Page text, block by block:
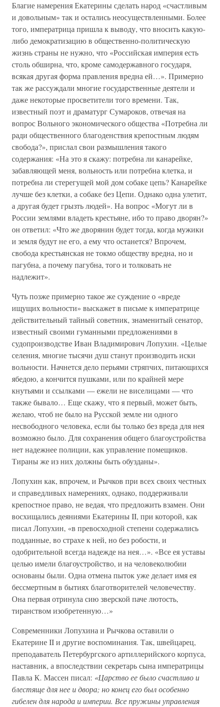
Благие намерения Екатерины сделать народ «счастливым
и довольным» так и остались неосуществленными. Более
того, императрица пришла к выводу, что вносить какую-
либо демократизацию в общественно-политическую
жизнь страны не нужно, что «Российская империя есть
столь обширна, что, кроме самодержавного государя,
всякая другая форма правления вредна ей…». Примерно
так же рассуждали многие государственные деятели и
даже некоторые просветители того времени. Так,
известный поэт и драматург Сумароков, отвечая на
вопрос Вольного экономического общества «Потребна ли
ради общественного благоденствия крепостным людям
свобода?», прислал свои размышления такого
содержания: «На это я скажу: потребна ли канарейке,
забавляющей меня, вольность или потребна клетка, и
потребна ли стерегущей мой дом собаке цепь? Канарейке
лучше без клетки, а собаке без Цепи. Однако одна улетит,
а другая будет грызть людей». На вопрос «Могут ли в
России землями владеть крестьяне, ибо то право дворян?»
он ответил: «Что же дворянин будет тогда, когда мужики
и земля будут не его, а ему что останется? Впрочем,
свобода крестьянская не токмо обществу вредна, но и
пагубна, а почему пагубна, того и толковать не
надлежит».
Чуть позже примерно такое же суждение о «вреде
ищущих вольности» выскажет в письме к императрице
действительный тайный советник, знаменитый сенатор,
известный своими гуманными предложениями в
судопроизводстве Иван Владимирович Лопухин. «Целые
селения, многие тысячи душ станут производить иски
вольности. Начнется дело перьями стряпчих, питающихся
ябедою, а кончится пушками, или по крайней мере
кнутьями и ссылками — ежели не виселицами — что
также бывало… Еще скажу, что я первый, может быть,
желаю, чтоб не было на Русской земле ни одного
несвободного человека, если бы только без вреда для нея
возможно было. Для сохранения общего благоустройства
нет надежнее полиции, как управление помещиков.
Тираны же из них должны быть обузданы».
Лопухин как, впрочем, и Рычков при всех своих честных
и справедливых намерениях, однако, поддерживали
крепостное право, не ведая, что предложить взамен. Они
восхищались деяниями Екатерины II, при которой, как
писал Лопухин, «в превосходной степени содержались
подданные, во страхе к ней, но без робости, и
одобрительной всегда надежде на нея…». «Все ея уставы
целью имели благоустройство, и на человеколюбии
основаны были. Одна отмена пыток уже делает имя ея
бессмертным в бытиях благотворителей человечеству.
Она первая отринула сию зверской паче лютость,
тиранством изобретенную…»
Современники Лопухина и Рычкова оставили о
Екатерине II и другие воспоминания. Так, швейцарец,
преподаватель Петербургского артиллерийского корпуса,
наставник, а впоследствии секретарь сына императрицы
Павла К. Массен писал: «Царство ее было счастливо и
блестяще для нее и двора; но конец его был особенно
гибелен для народа и империи. Все пружины управления